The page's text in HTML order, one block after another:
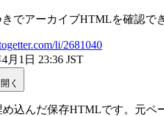
でアーカイブHTMLを確認で
li/2681040
4月1日 23:36 JST
く
め込んだ保存HTMLです。元ペ